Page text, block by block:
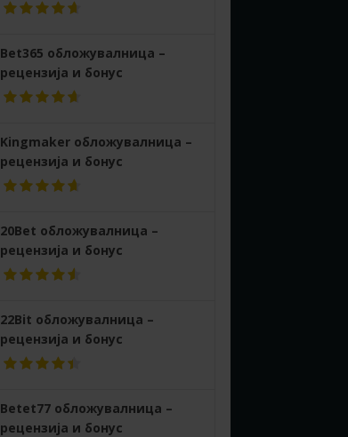
Bet365 обложувалница –
рецензија и бонус
Kingmaker обложувалница –
рецензија и бонус
20Bet обложувалница –
рецензија и бонус
22Bit обложувалница –
рецензија и бонус
Betet77 обложувалница –
рецензија и бонус